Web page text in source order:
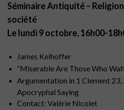
Séminaire Antiquité –
société
Le lundi 9 octobre, 16h00-
James Kelhoffer
“Miserable Are Those Who
Argumentation in 1 Clement 23,
Apocryphal Saying
Contact: Valérie Nicolet